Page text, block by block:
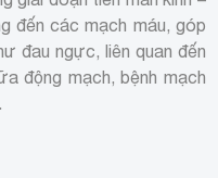
đến các mạch máu, góp
đau ngực, liên quan đến
động mạch, bệnh mạch